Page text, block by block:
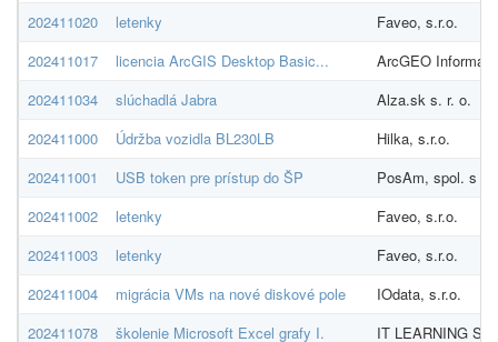
202411020
letenky
Faveo, s.r.o.
202411017
licencia ArcGIS Desktop Basic...
ArcGEO
202411034
slúchadlá Jabra
Alza.sk s. r. o.
202411000
Údržba vozidla BL230LB
Hilka, s.r.o.
202411001
USB token pre prístup do ŠP
PosAm, spol. s
202411002
letenky
Faveo, s.r.o.
202411003
letenky
Faveo, s.r.o.
202411004
migrácia VMs na nové diskové pole
IOdata, s.r.o.
202411078
školenie Microsoft Excel grafy I.
IT LEARNING